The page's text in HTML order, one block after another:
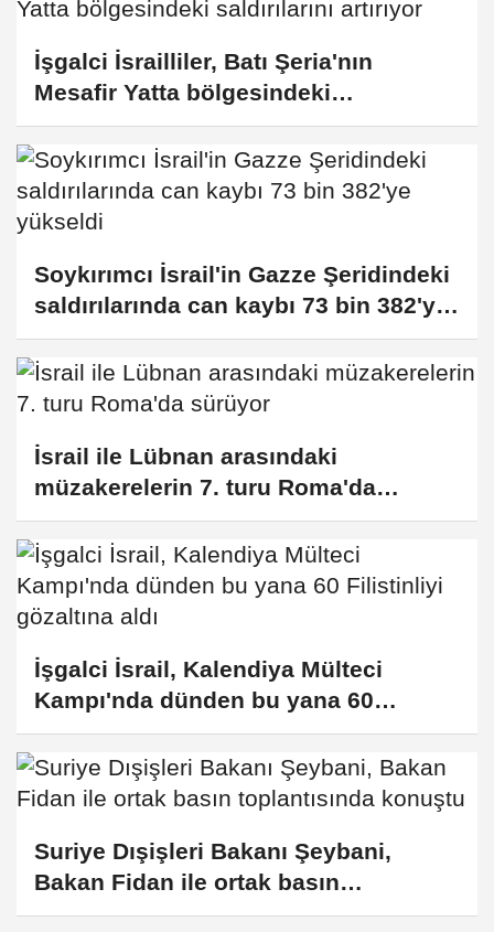
İşgalci İsrailliler, Batı Şeria'nın
Mesafir Yatta bölgesindeki
saldırılarını artırıyor
Soykırımcı İsrail'in Gazze Şeridindeki
saldırılarında can kaybı 73 bin 382'ye
yükseldi
İsrail ile Lübnan arasındaki
müzakerelerin 7. turu Roma'da
sürüyor
İşgalci İsrail, Kalendiya Mülteci
Kampı'nda dünden bu yana 60
Filistinliyi gözaltına aldı
Suriye Dışişleri Bakanı Şeybani,
Bakan Fidan ile ortak basın
toplantısında konuştu